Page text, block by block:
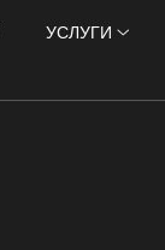
УСЛУГИ